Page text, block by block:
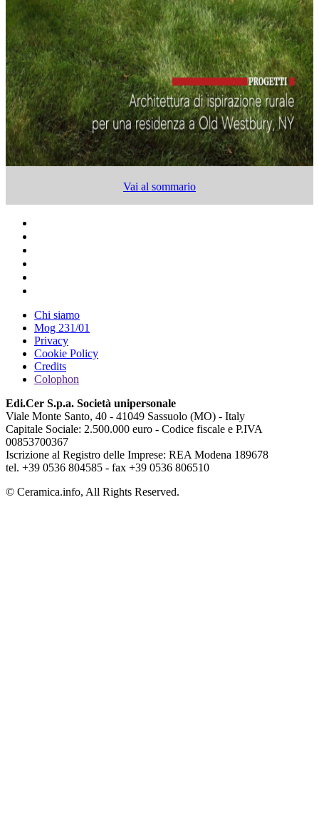
Vai al sommario
Chi siamo
Mog 231/01
Privacy
Cookie Policy
Credits
Colophon
Edi.Cer S.p.a. Società unipersonale
Viale Monte Santo, 40 - 41049 Sassuolo (MO) - Italy
Capitale Sociale: 2.500.000 euro - Codice fiscale e P.IVA
00853700367
Iscrizione al Registro delle Imprese: REA Modena 189678
tel. +39 0536 804585 - fax +39 0536 806510
© Ceramica.info, All Rights Reserved.